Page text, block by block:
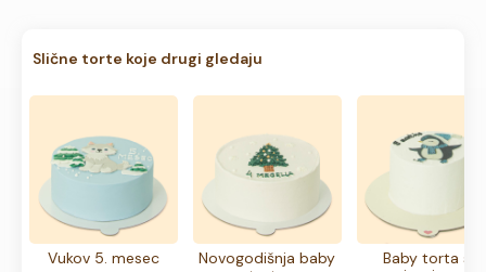
Slične torte koje drugi gledaju
Vukov 5. mesec
Novogodišnja baby
Baby torta sa